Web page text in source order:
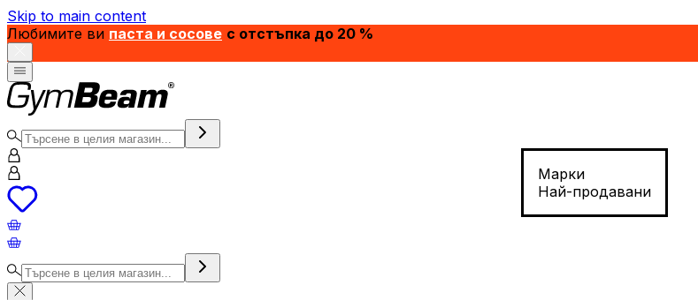
Skip to main content
Любимите ви паста и сосове с отстъпка до 20 %
Марки
Най-продавани